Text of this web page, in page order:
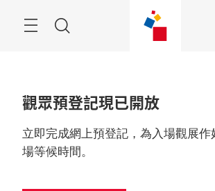
觀眾預登記現已開放
立即完成網上預登記，為入場觀展作
場等候時間。